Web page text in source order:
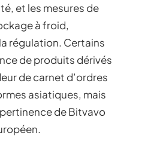
et les mesures de
à froid,
régulation. Certains
de produits dérivés
de carnet d’ordres
asiatiques, mais
de Bitvavo